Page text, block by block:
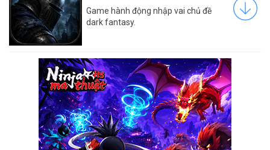
Game hành động nhập vai chủ đề
dark fantasy.